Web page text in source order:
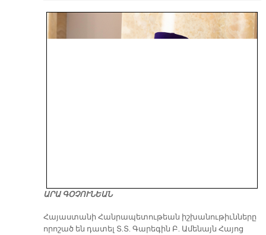
ԱՐԱ ԳՕՉՈՒՆԵԱՆ
​Հայաստանի Հանրապետութեան իշխանութիւնները
որոշած են դատել Տ.Տ. Գարեգին Բ. Ամենայն Հայոց